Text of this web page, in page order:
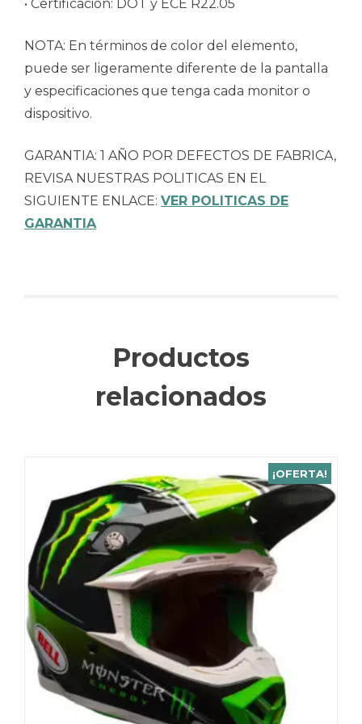
• Certificación: DOT y ECE R22.05
NOTA: En términos de color del elemento,
puede ser ligeramente diferente de la pantalla
y especificaciones que tenga cada monitor o
dispositivo.
GARANTIA: 1 AÑO POR DEFECTOS DE FABRICA,
REVISA NUESTRAS POLITICAS EN EL
SIGUIENTE ENLACE: VER POLITICAS DE
GARANTIA
Productos
relacionados
¡OFERTA!